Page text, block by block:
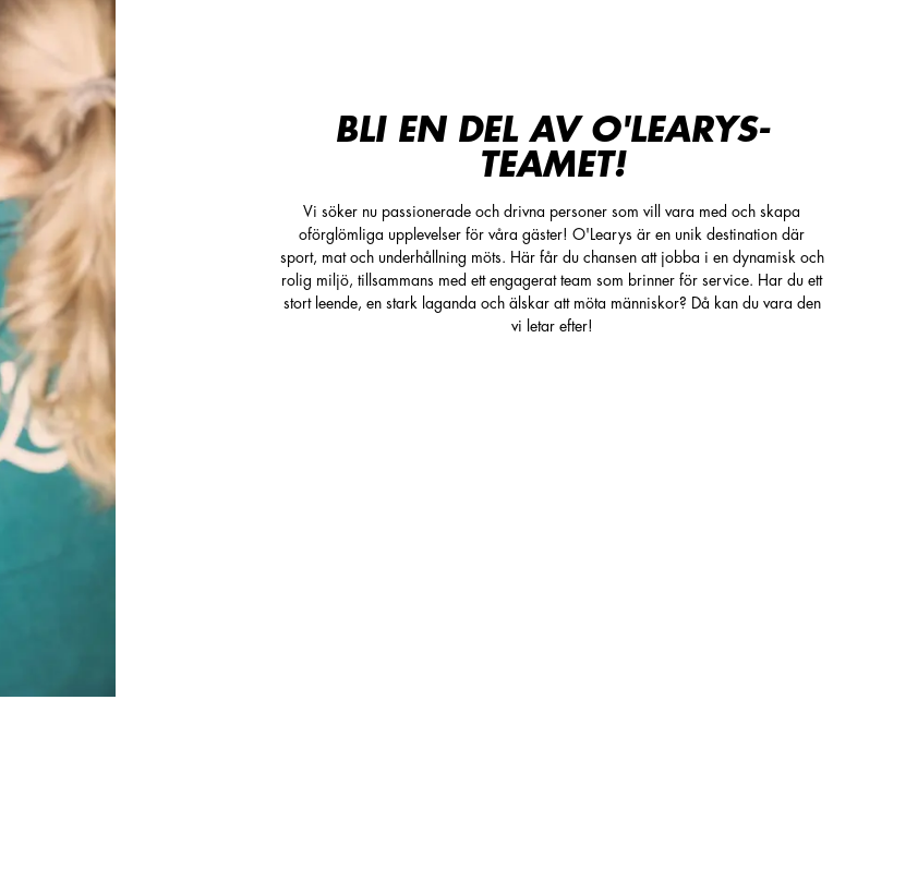
BLI EN DEL AV O'LEARYS-
TEAMET!
Vi söker nu passionerade och drivna personer som vill vara med och skapa
oförglömliga upplevelser för våra gäster! O'Learys är en unik destination där
sport, mat och underhållning möts. Här får du chansen att jobba i en dynamisk och
rolig miljö, tillsammans med ett engagerat team som brinner för service. Har du ett
stort leende, en stark laganda och älskar att möta människor? Då kan du vara den
vi letar efter!